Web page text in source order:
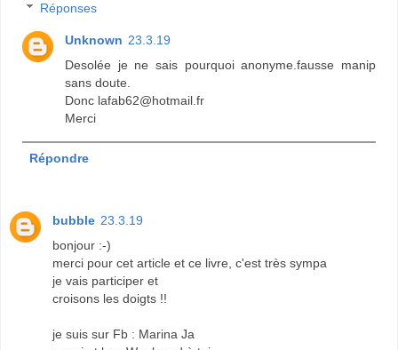
Réponses
Unknown 23.3.19
Desolée je ne sais pourquoi anonyme.fausse manip
sans doute.
Donc lafab62@hotmail.fr
Merci
Répondre
bubble 23.3.19
bonjour :-)
merci pour cet article et ce livre, c'est très sympa
je vais participer et
croisons les doigts !!
je suis sur Fb : Marina Ja